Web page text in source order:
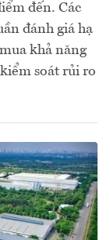
đến. Các
đánh giá hạ
khả năng
soát rủi ro